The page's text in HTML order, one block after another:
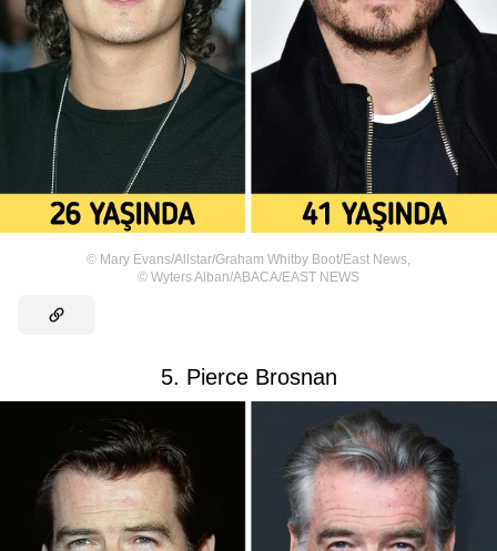
© Mary Evans/Allstar/Graham Whitby Boot/East News,
© Wyters Alban/ABACA/EAST NEWS
5. Pierce Brosnan